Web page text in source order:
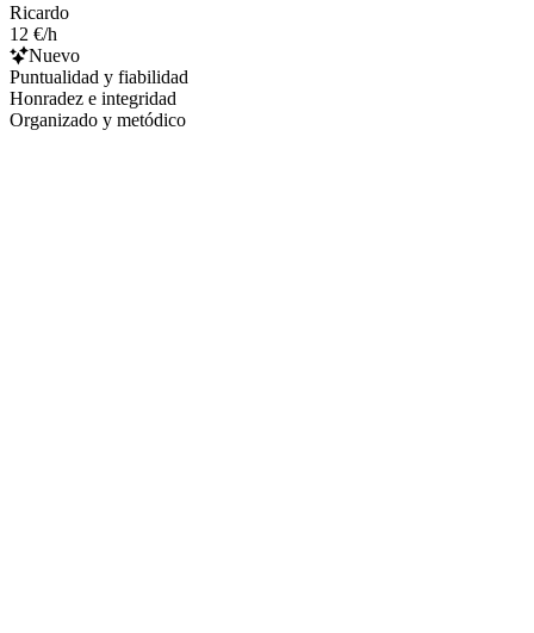
Ricardo
12 €/h
Nuevo
Puntualidad y fiabilidad
Honradez e integridad
Organizado y metódico